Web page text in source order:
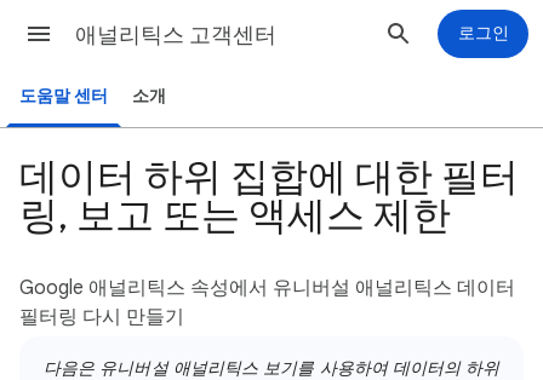
애널리틱스 고객센터 로그인
도움말 센터 소개
데이터 하위 집합에 대한 필터
링, 보고 또는 액세스 제한
Google 애널리틱스 속성에서 유니버설 애널리틱스 데이터
필터링 다시 만들기
다음은 유니버설 애널리틱스 보기를 사용하여 데이터의 하위